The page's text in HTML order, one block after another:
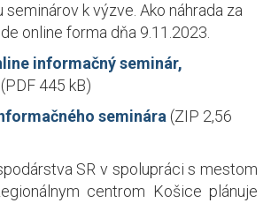
k výzve. Ako náhrada za
online forma dňa 9.11.2023.
informačný seminár,
(PDF 445 kB)
seminára (ZIP 2,56
SR v spolupráci s mestom
centrom Košice plánuje